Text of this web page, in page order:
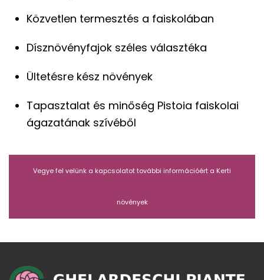
Közvetlen termesztés a faiskolában
Dísznövényfajok széles választéka
Ültetésre kész növények
Tapasztalat és minőség Pistoia faiskolai
ágazatának szívéből
Vegye fel velünk a kapcsolatot további információért a Kerti
növények